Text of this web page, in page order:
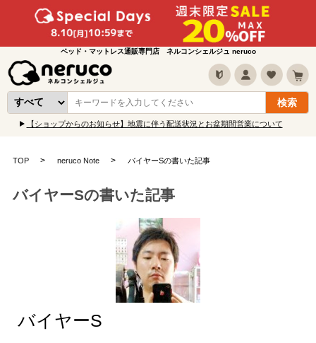
ベッド・マットレス通販専門店 ネルコンシェルジュ neruco
【ショップからのお知らせ】地震に伴う配送状況とお盆期間営業について
TOP neruco Note バイヤーSの書いた記事
バイヤーSの書いた記事
バイヤーS